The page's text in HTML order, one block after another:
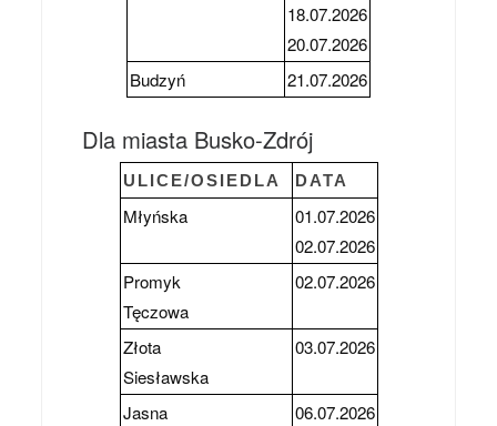
18.07.2026
20.07.2026
Budzyń
21.07.2026
Dla miasta Busko-Zdrój
ULICE/OSIEDLA DATA
Młyńska
01.07.2026
02.07.2026
Promyk
Tęczowa
02.07.2026
Złota
Siesławska
03.07.2026
Jasna
06.07.2026